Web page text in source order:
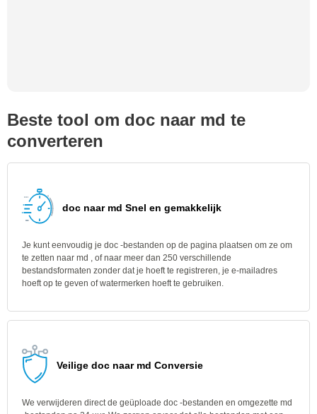
Beste tool om doc naar md te
converteren
doc naar md Snel en gemakkelijk
Je kunt eenvoudig je doc -bestanden op de pagina plaatsen om ze om
te zetten naar md , of naar meer dan 250 verschillende
bestandsformaten zonder dat je hoeft te registreren, je e-mailadres
hoeft op te geven of watermerken hoeft te gebruiken.
Veilige doc naar md Conversie
We verwijderen direct de geüploade doc -bestanden en omgezette md